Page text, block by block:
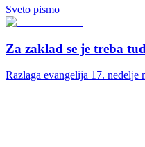
Sveto pismo
Za zaklad se je treba
Razlaga evangelija 17. nedelje